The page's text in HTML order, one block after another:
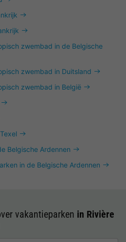
zwembad in de Belgische
zwembad in Duitsland
zwembad in België
Belgische Ardennen
in de Belgische Ardennen
vakantieparken in Rivière